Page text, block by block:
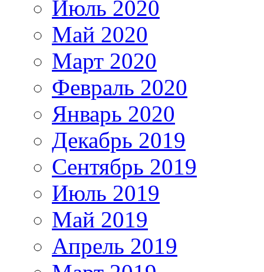
Июль 2020
Май 2020
Март 2020
Февраль 2020
Январь 2020
Декабрь 2019
Сентябрь 2019
Июль 2019
Май 2019
Апрель 2019